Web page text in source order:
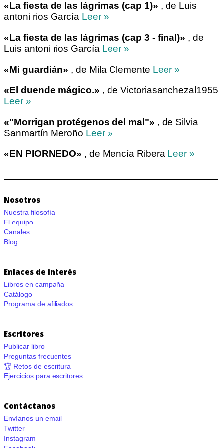
«La fiesta de las lágrimas (cap 1)» , de Luis
antoni rios García Leer »
«La fiesta de las lágrimas (cap 3 - final)» , de
Luis antoni rios García Leer »
«Mi guardián» , de Mila Clemente Leer »
«El duende mágico.» , de Victoriasanchezal1955
Leer »
«"Morrigan protégenos del mal"» , de Silvia
Sanmartín Meroño Leer »
«EN PIORNEDO» , de Mencía Ribera Leer »
Nosotros
Nuestra filosofía
El equipo
Canales
Blog
Enlaces de interés
Libros en campaña
Catálogo
Programa de afiliados
Escritores
Publicar libro
Preguntas frecuentes
🏆 Retos de escritura
Ejercicios para escritores
Contáctanos
Envíanos un email
Twitter
Instagram